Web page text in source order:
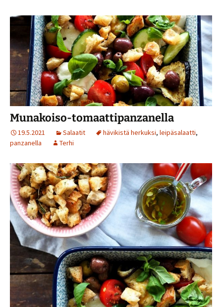
o
k
p
p
Munakoiso-tomaattipanzanella
19.5.2021 Salaatit hävikistä herkuksi, leipäsalaatti,
panzanella
Terhi